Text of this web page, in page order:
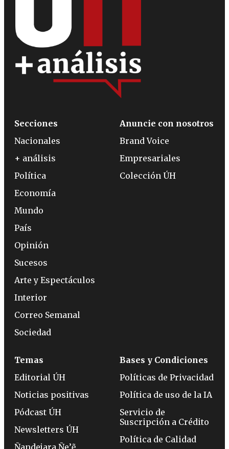
Secciones
Nacionales
+ análisis
Política
Economía
Mundo
País
Opinión
Sucesos
Arte y Espectáculos
Interior
Correo Semanal
Sociedad
Anuncie con nosotros
Brand Voice
Empresariales
Colección ÚH
Temas
Editorial ÚH
Noticias positivas
Pódcast ÚH
Newsletters ÚH
Ñandejara Ñe’ẽ
Bases y Condiciones
Políticas de Privacidad
Política de uso de la IA
Servicio de
Suscripción a Crédito
Política de Calidad